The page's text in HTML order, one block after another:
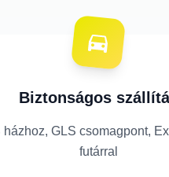
Biztonságos
házhoz, GLS csomagpont,
futárral